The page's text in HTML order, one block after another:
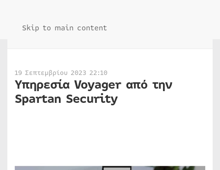
Skip to main content
19 Σεπτεμβρίου 2023 22:10
Υπηρεσία Voyager από την
Spartan Security